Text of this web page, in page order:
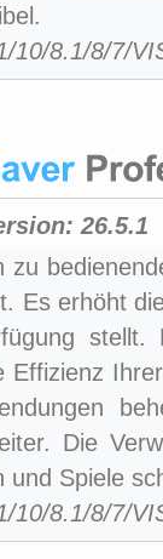
10/8.1/8/7/
26.5.1
zu
Es erhöht
Die
und Spiele
10/8.1/8/7/